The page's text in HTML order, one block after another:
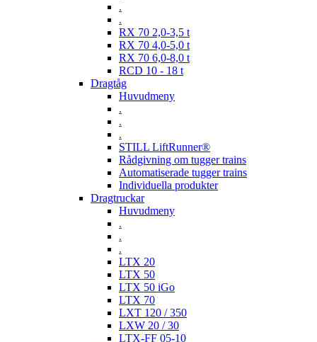
.
.
RX 70 2,0-3,5 t
RX 70 4,0-5,0 t
RX 70 6,0-8,0 t
RCD 10 - 18 t
Dragtåg
Huvudmeny
.
.
.
STILL LiftRunner®
Rådgivning om tugger trains
Automatiserade tugger trains
Individuella produkter
Dragtruckar
Huvudmeny
.
.
.
LTX 20
LTX 50
LTX 50 iGo
LTX 70
LXT 120 / 350
LXW 20 / 30
LTX-FF 05-10